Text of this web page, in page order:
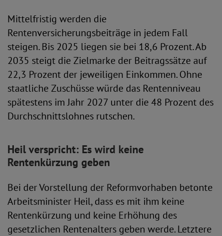
Mittelfristig werden die
Rentenversicherungsbeiträge in jedem Fall
steigen. Bis 2025 liegen sie bei 18,6 Prozent. Ab
2035 steigt die Zielmarke der Beitragssätze auf
22,3 Prozent der jeweiligen Einkommen. Ohne
staatliche Zuschüsse würde das Rentenniveau
spätestens im Jahr 2027 unter die 48 Prozent des
Durchschnittslohnes rutschen.
Heil verspricht: Es wird keine
Rentenkürzung geben
Bei der Vorstellung der Reformvorhaben betonte
Arbeitsminister Heil, dass es mit ihm keine
Rentenkürzung und keine Erhöhung des
gesetzlichen Rentenalters geben werde. Letztere